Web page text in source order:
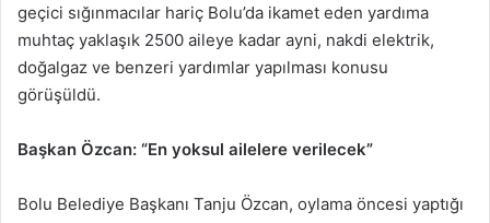
geçici sığınmacılar hariç Bolu’da ikamet eden yardıma
muhtaç yaklaşık 2500 aileye kadar ayni, nakdi elektrik,
doğalgaz ve benzeri yardımlar yapılması konusu
görüşüldü.
Başkan Özcan: “En yoksul ailelere verilecek”
Bolu Belediye Başkanı Tanju Özcan, oylama öncesi yaptığı